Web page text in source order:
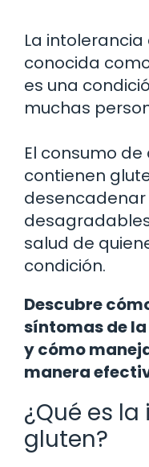
La
conocida
es una
muchas
El consumo
contienen
salud de
condición.
Descubre
síntomas de
y cómo
manera
¿Qué es
gluten?